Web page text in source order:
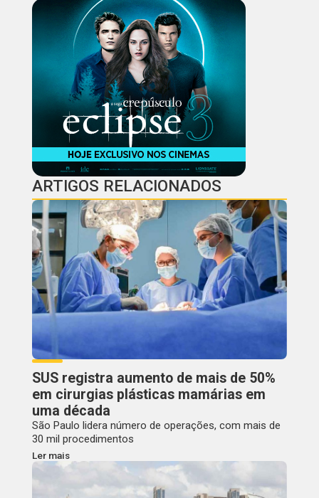
ARTIGOS RELACIONADOS
SUS registra aumento de mais de 50%
em cirurgias plásticas mamárias em
uma década
São Paulo lidera número de operações, com mais de
30 mil procedimentos
Ler mais